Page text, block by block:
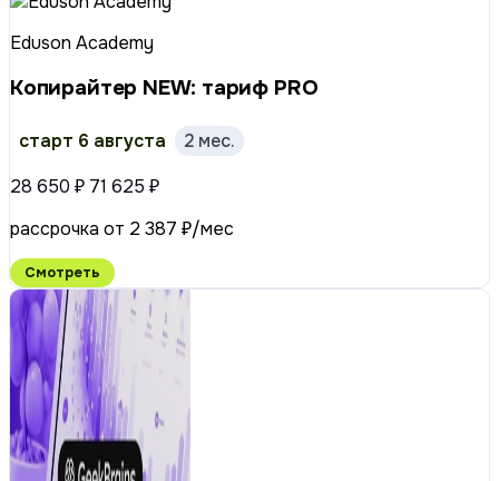
Eduson Academy
Копирайтер NEW: тариф PRO
старт 6 августа
2 мес.
28 650 ₽ 71 625 ₽
рассрочка от 2 387 ₽/мес
Смотреть